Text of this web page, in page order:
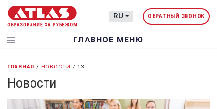
RU ОБРАТНЫЙ ЗВОНОК
menu ГЛАВНОЕ МЕНЮ
ГЛАВНАЯ / НОВОСТИ / 13
Новости